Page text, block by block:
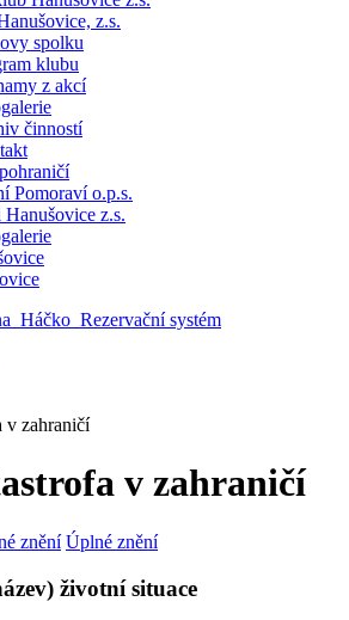
z.s.
spolku
klubu
z akcí
činností
Pomoraví o.p.s.
Hanušovice z.s.
Háčko Rezervační systém
v zahraničí
v zahraničí
znění Úplné znění
životní situace